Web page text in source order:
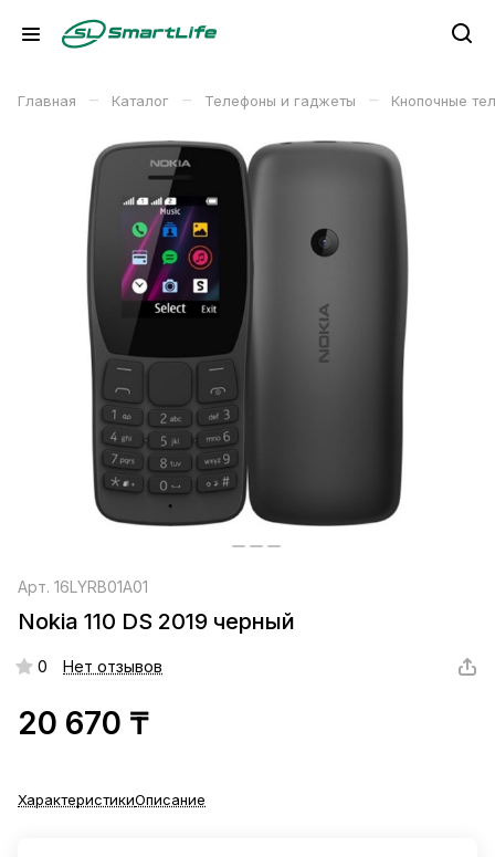
Главная – Каталог – Телефоны и гаджеты – Кнопочные
Арт. 16LYRB01A01
Nokia 110 DS 2019 черный
0 Нет отзывов
20 670 ₸
ХарактеристикиОписание